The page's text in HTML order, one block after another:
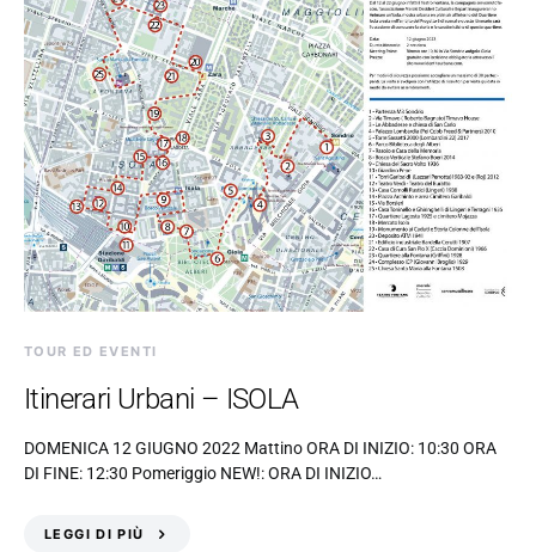
TOUR ED EVENTI
Itinerari Urbani – ISOLA
DOMENICA 12 GIUGNO 2022 Mattino ORA DI INIZIO: 10:30 ORA
DI FINE: 12:30 Pomeriggio NEW!: ORA DI INIZIO…
LEGGI DI PIÙ